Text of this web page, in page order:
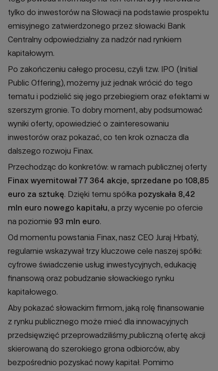
tylko do inwestorów na Słowacji na podstawie prospektu
emisyjnego zatwierdzonego przez słowacki Bank
Centralny odpowiedzialny za nadzór nad rynkiem
kapitałowym.
Po zakończeniu całego procesu, czyli tzw. IPO (Initial
Public Offering), możemy już jednak wrócić do tego
tematu i podzielić się jego przebiegiem oraz efektami w
szerszym gronie. To dobry moment, aby podsumować
wyniki oferty, opowiedzieć o zainteresowaniu
inwestorów oraz pokazać, co ten krok oznacza dla
dalszego rozwoju Finax.
Przechodząc do konkretów: w ramach publicznej oferty
Finax wyemitował 77 364 akcje, sprzedane po 108,85
euro za sztukę. Dzięki temu spółka pozyskała 8,42
mln euro nowego kapitału, a przy wycenie po ofercie
na poziomie 93 mln euro.
Od momentu powstania Finax, nasz CEO Juraj Hrbatý,
regularnie wskazywał trzy kluczowe cele naszej spółki:
cyfrowe świadczenie usług inwestycyjnych, edukację
finansową oraz pobudzanie słowackiego rynku
kapitałowego.
Aby pokazać słowackim firmom, jaką rolę finansowanie
z rynku publicznego może mieć dla innowacyjnych
przedsięwzięć przeprowadziliśmy publiczną ofertę akcji
skierowaną do szerokiego grona odbiorców, aby
bezpośrednio pozyskać nowy kapitał. Pomimo